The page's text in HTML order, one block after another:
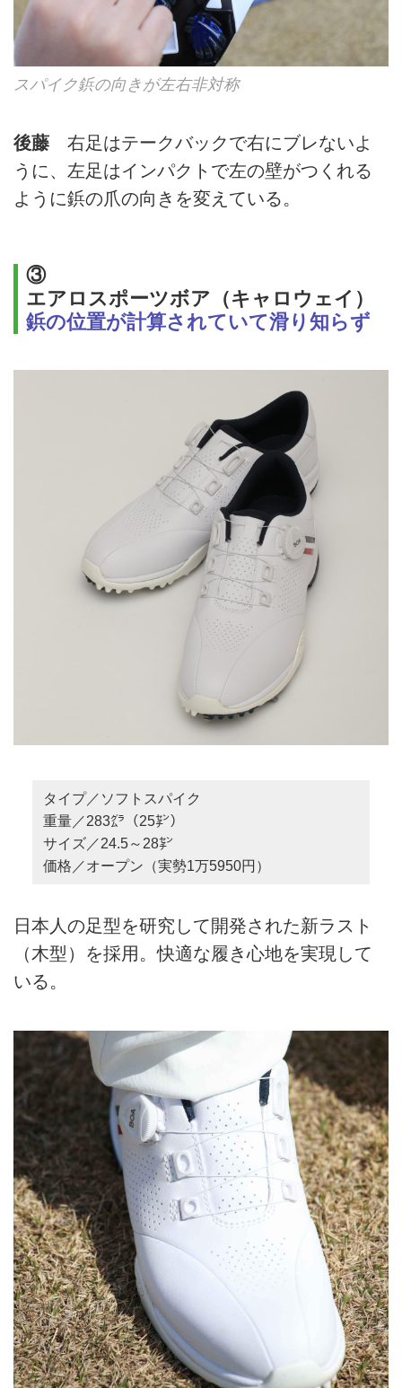
スパイク鋲の向きが左右非対称
後藤 右足はテークバックで右にブレないよ
うに、左足はインパクトで左の壁がつくれる
ように鋲の爪の向きを変えている。
③
エアロスポーツボア（キャロウェイ）
鋲の位置が計算されていて滑り知らず
タイプ／ソフトスパイク
重量／283㌘（25㌢）
サイズ／24.5～28㌢
価格／オープン（実勢1万5950円）
日本人の足型を研究して開発された新ラスト
（木型）を採用。快適な履き心地を実現して
いる。